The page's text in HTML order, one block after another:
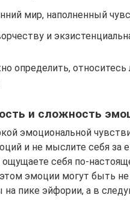
мир, наполненный
и
определить, относитесь
и сложность
эмоциональной
и не мыслите себя за
ощущаете себя по-
эмоции могут быть
пике эйфории, а в